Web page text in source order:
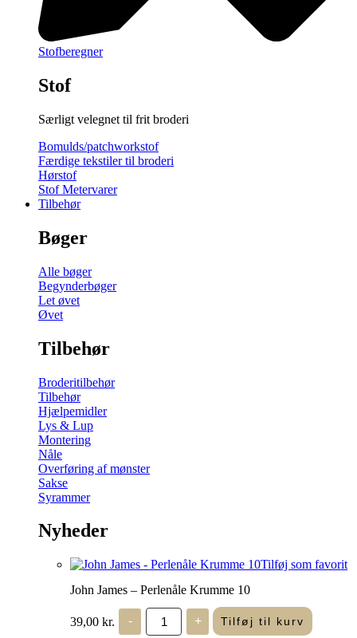
Stofberegner
Stof
Særligt velegnet til frit broderi
Bomulds/patchworkstof
Færdige tekstiler til broderi
Hørstof
Stof Metervarer
Tilbehør
Bøger
Alle bøger
Begynderbøger
Let øvet
Øvet
Tilbehør
Broderitilbehør
Tilbehør
Hjælpemidler
Lys & Lup
Montering
Nåle
Overføring af mønster
Sakse
Syrammer
Nyheder
Tilføj som favorit
John James – Perlenåle Krumme 10
39,00 kr. -
John
James
+ Tilføj til kurv